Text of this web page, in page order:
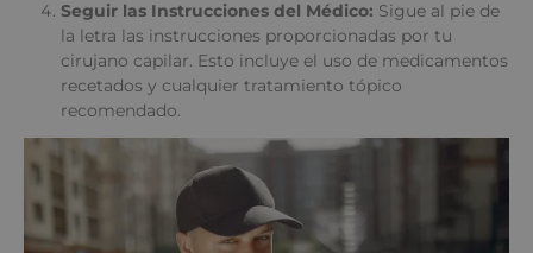
Seguir las Instrucciones del Médico: Sigue al pie de
la letra las instrucciones proporcionadas por tu
cirujano capilar. Esto incluye el uso de medicamentos
recetados y cualquier tratamiento tópico
recomendado.